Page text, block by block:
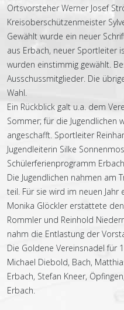
Ortsvorsteher Werner Josef
Kreisoberschützenmeister
Gewählt wurde ein neuer
aus Erbach, neuer Sportleiter
wurden einstimmig gewählt.
Ausschussmitglieder. Die
Wahl.
Ein Rückblick galt u.a. dem
Sommer; für die Jugendlichen
angeschafft. Sportleiter
Jugendleiterin Silke
Schülerferienprogramm
Die Jugendlichen nahmen am
teil. Für sie wird im neuen
Monika Glöckler erstattete
Rommler und Reinhold
nahm die Entlastung der
Die Goldene Vereinsnadel für
Michael Diebold, Bach,
Erbach, Stefan Kneer,
Erbach.